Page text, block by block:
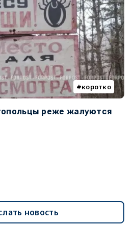
коротко
реже жалуются
новость